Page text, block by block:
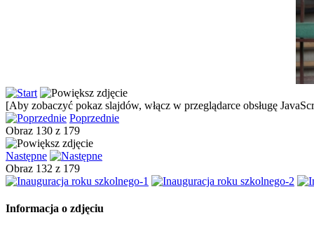
[Aby zobaczyć pokaz slajdów, włącz w przeglądarce obsługę
Poprzednie
Obraz 130 z 179
Następne
Obraz 132 z 179
Informacja o zdjęciu